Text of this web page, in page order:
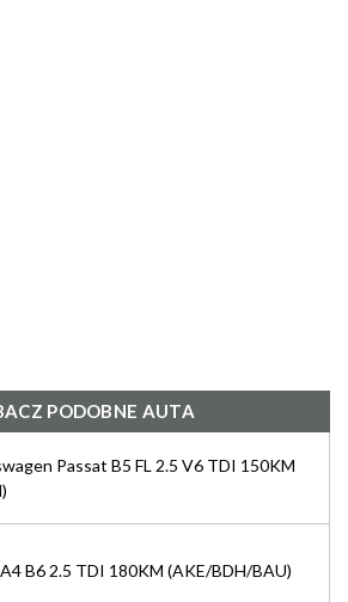
PODOBNE AUTA
Passat B5 FL 2.5 V6 TDI 150KM
B6 2.5 TDI 180KM (AKE/BDH/BAU)